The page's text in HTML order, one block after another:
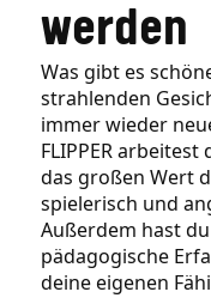
werden
Was gibt es
strahlenden
immer wieder
FLIPPER
das großen Wert
spielerisch und
Außerdem hast
pädagogische
deine eigenen